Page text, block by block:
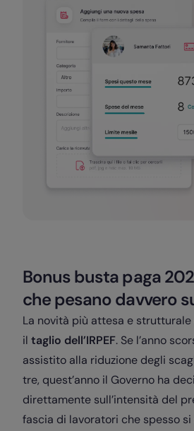
Bonus busta paga
che pesano davvero
La novità più attesa e
il taglio dell’IRPEF. Se l’anno
assistito alla riduzione degli
tre, quest’anno il Governo ha
direttamente sull’intensità del
fascia di lavoratori che spesso